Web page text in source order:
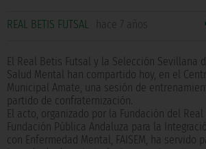
REAL BETIS FUTSAL hace 7 años
El Real Betis Futsal y la Selección Sevillana
Salud Mental han compartido hoy, en el
Municipal Amate, una sesión de
partido de confraternización.
El acto, organizado por la Fundación del
Fundación Pública Andaluza para la
con Enfermedad Mental, FAISEM, ha servido